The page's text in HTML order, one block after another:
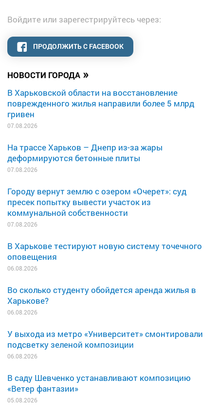
НОВОСТИ ГОРОДА »
В Харьковской области на восстановление
поврежденного жилья направили более 5 млрд
гривен
07.08.2026
На трассе Харьков – Днепр из-за жары
деформируются бетонные плиты
07.08.2026
Городу вернут землю с озером «Очерет»: суд
пресек попытку вывести участок из
коммунальной собственности
07.08.2026
В Харькове тестируют новую систему точечного
оповещения
06.08.2026
Во сколько студенту обойдется аренда жилья в
Харькове?
06.08.2026
У выхода из метро «Университет» смонтировали
подсветку зеленой композиции
06.08.2026
В саду Шевченко устанавливают композицию
«Ветер фантазии»
05.08.2026
Войдите или зарегестрируйтесь через:
ПРОДОЛЖИТЬ С FACEBOOK